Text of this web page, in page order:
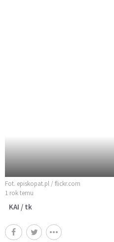
Fot. episkopat.pl / flickr.com
1 rok temu
KAI / tk